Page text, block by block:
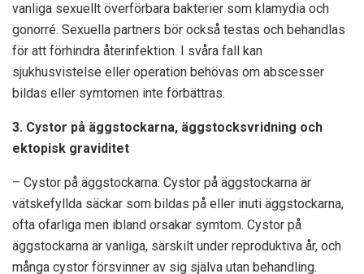
vanliga sexuellt överförbara bakterier som klamydia och
gonorré. Sexuella partners bör också testas och behandlas
för att förhindra återinfektion. I svåra fall kan
sjukhusvistelse eller operation behövas om abscesser
bildas eller symtomen inte förbättras.
3. Cystor på äggstockarna, äggstocksvridning och
ektopisk graviditet
– Cystor på äggstockarna: Cystor på äggstockarna är
vätskefyllda säckar som bildas på eller inuti äggstockarna,
ofta ofarliga men ibland orsakar symtom. Cystor på
äggstockarna är vanliga, särskilt under reproduktiva år, och
många cystor försvinner av sig själva utan behandling.